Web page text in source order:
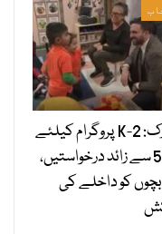
نیویارک: 2-K پروگرام کیلئے
5,700 سے زائد درخواستیں،
بچوں کو داخلے کی